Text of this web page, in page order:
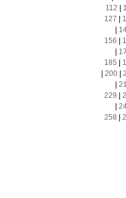
112
127
156
185
200|
229
258